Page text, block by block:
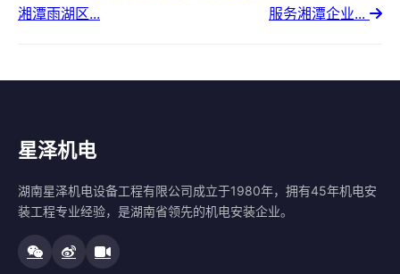
湘潭雨湖区...
服务湘潭企业...
星泽机电
湖南星泽机电设备工程有限公司成立于1980年，拥有45年机电安
装工程专业经验，是湖南省领先的机电安装企业。